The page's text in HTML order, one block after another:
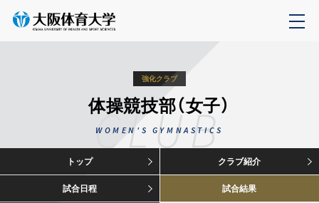
強化クラブ
体操競技部（女子）
WOMEN'S GYMNASTICS
CLUB
トップ クラブ紹介
試合日程 試合結果